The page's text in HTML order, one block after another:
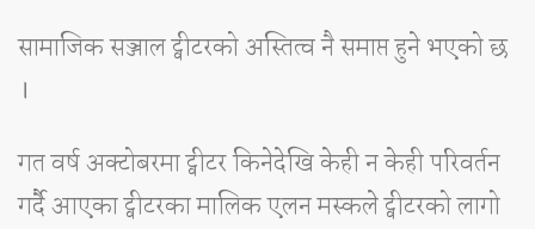
सामाजिक सञ्जाल ट्वीटरको अस्तित्व नै समाप्त हुने भएको छ
।
गत वर्ष अक्टोबरमा ट्वीटर किनेदेखि केही न केही परिवर्तन
गर्दै आएका ट्वीटरका मालिक एलन मस्कले ट्वीटरको लागो